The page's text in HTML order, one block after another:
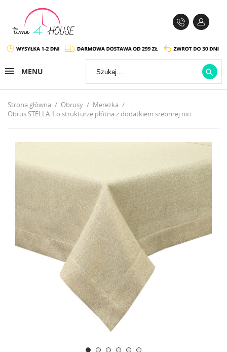
MENU 
Strona główna Obrusy
Mereżka
Obrus STELLA 1 o strukturze płótna z dodatkiem srebrnej nici